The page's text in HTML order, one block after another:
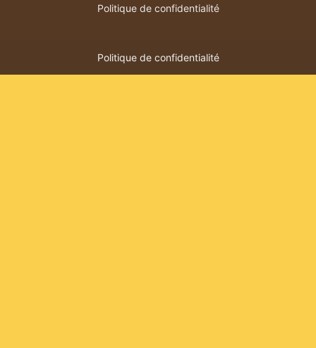
Politique de confidentialité
Politique de confidentialité